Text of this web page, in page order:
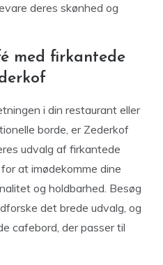
deres skønhed og
med firkantede
i din restaurant eller
borde, er Zederkof
udvalg af firkantede
at imødekomme dine
og holdbarhed. Besøg
det brede udvalg, og
cafebord, der passer til